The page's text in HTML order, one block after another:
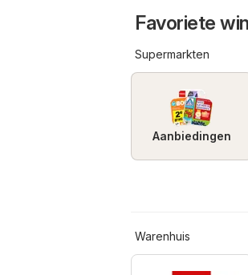
Favoriete
Supermarkten
Aanbiedingen
Warenhuis